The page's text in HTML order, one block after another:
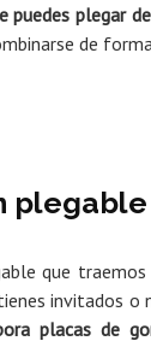
puedes plegar
de
plegable
que
invitados o
placas de